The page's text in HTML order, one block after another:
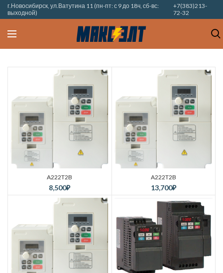
г.Новосибирск, ул.Ватутина 11 (пн-пт: с 9 до 18ч, сб-вс:
выходной)
+7(383)213-
72-32
A222T2B
8,500₽
A222T2B
13,700₽